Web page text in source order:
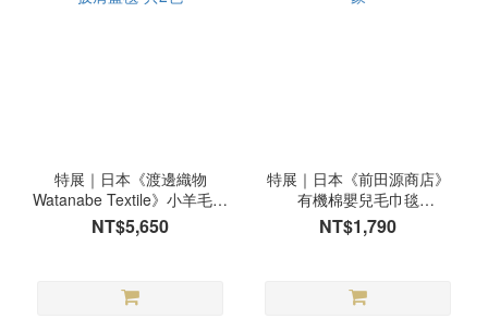
特展｜日本《渡邊織物
Watanabe Textile》小羊毛混
織披肩蓋毯-共2色
NT$5,650
特展｜日本《前田源商店》
有機棉嬰兒毛巾毯
FINLAYSON大象
NT$1,790